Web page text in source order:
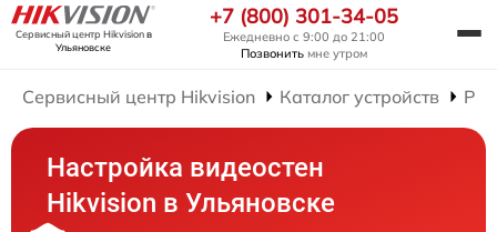
Сервисный центр Hikvisionв
Ульяновске
+7 (800) 301-34-05
Ежедневно с 9:00 до 21:00
Позвонить мне утром
Сервисный центр Hikvision Каталог устройств
Настройка видеостен
Hikvision в Ульяновске